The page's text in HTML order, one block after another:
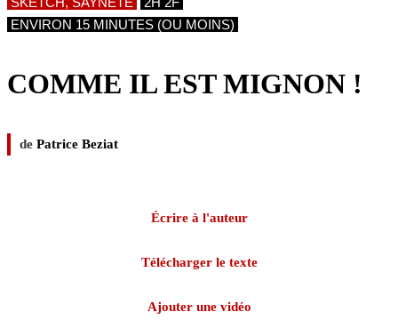
LES ANNONCES
ENVIRON 15 MINUTES (OU MOINS)
COMME IL EST MIGNON !
de Patrice Beziat
Écrire à l'auteur
Télécharger le texte
Ajouter une vidéo